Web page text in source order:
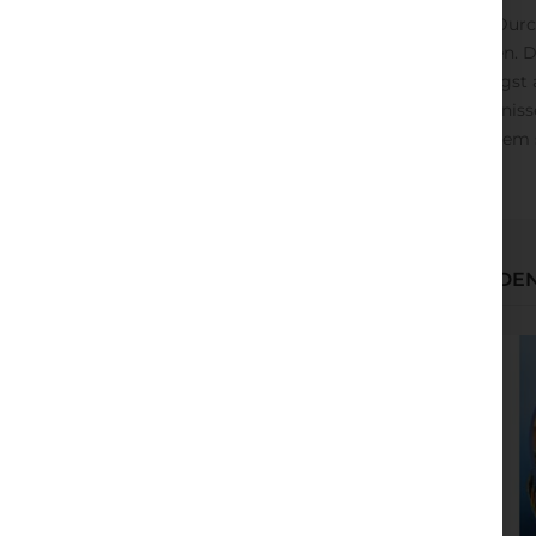
Der neue Wellnesstrend: Kraft tanken im Wald.
ein, die Ruhe des Waldes auf sich wirken zu
„Shinrin yoku“ (Wald baden) ist in Japan eine
für Entschleunigung. Wissenschaftliche
gezeigt werden, dass Waldluft unser
WIR HABEN ANDERE PRODUKTE